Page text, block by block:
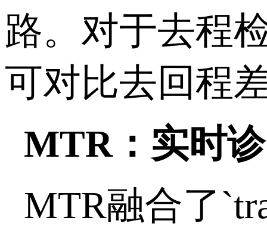
路。对于去程
可对比去回程
MTR：实时
MTR融合了